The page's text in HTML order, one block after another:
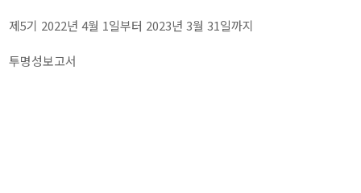
제5기 2022년 4월 1일부터 2023년 3월 31일까지
투명성보고서